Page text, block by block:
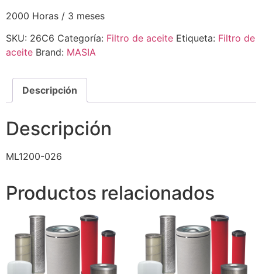
2000 Horas / 3 meses
SKU: 26C6 Categoría: Filtro de aceite Etiqueta: Filtro de
aceite Brand: MASIA
Descripción
Descripción
ML1200-026
Productos relacionados